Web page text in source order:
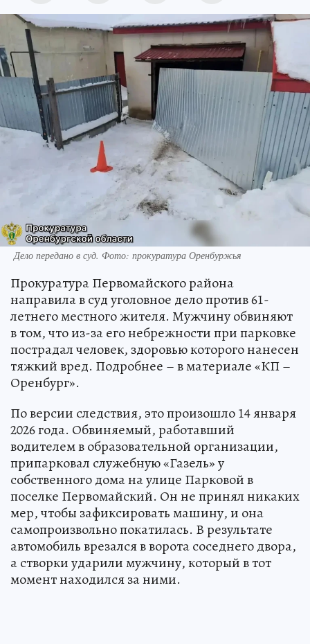
Дело передано в суд. Фото: прокуратура Оренбуржья
Прокуратура Первомайского района
направила в суд уголовное дело против 61-
летнего местного жителя. Мужчину обвиняют
в том, что из-за его небрежности при парковке
пострадал человек, здоровью которого нанесен
тяжкий вред. Подробнее – в материале «КП –
Оренбург».
По версии следствия, это произошло 14 января
2026 года. Обвиняемый, работавший
водителем в образовательной организации,
припарковал служебную «Газель» у
собственного дома на улице Парковой в
поселке Первомайский. Он не принял никаких
мер, чтобы зафиксировать машину, и она
самопроизвольно покатилась. В результате
автомобиль врезался в ворота соседнего двора,
а створки ударили мужчину, который в тот
момент находился за ними.